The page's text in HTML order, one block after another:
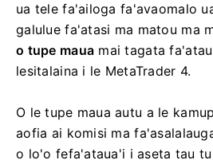
ua tele fa'ailoga fa'avaomalo
galulue fa'atasi ma matou ma
o tupe maua mai tagata
lesitalaina i le MetaTrader 4.
O le tupe maua autu a le
aofia ai komisi ma
o lo'o fefa'ataua'i i aseta tau